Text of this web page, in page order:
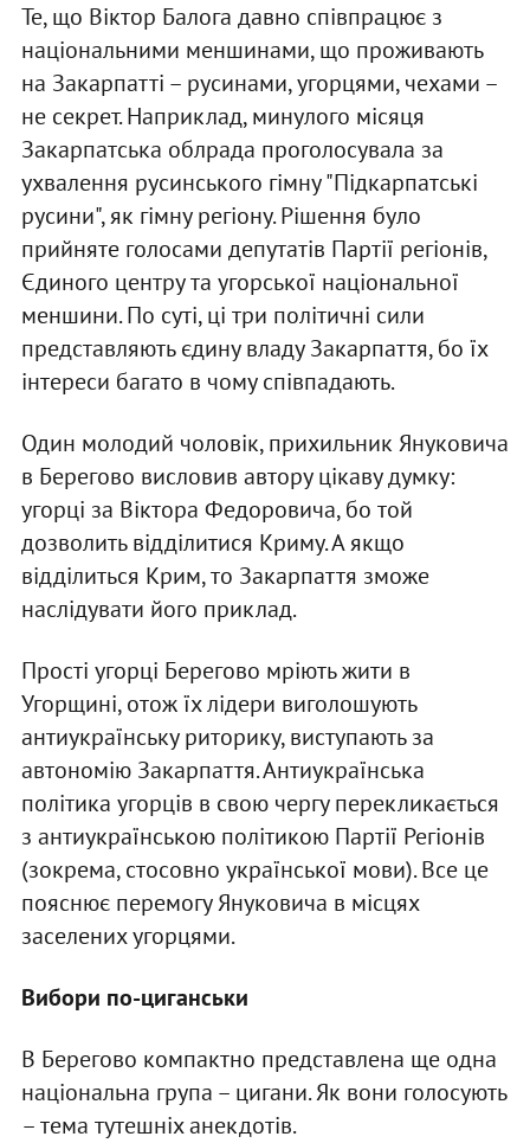
Те, що Віктор Балога давно співпрацює з
національними меншинами, що проживають
на Закарпатті – русинами, угорцями, чехами –
не секрет. Наприклад, минулого місяця
Закарпатська облрада проголосувала за
ухвалення русинського гімну "Підкарпатські
русини", як гімну регіону. Рішення було
прийняте голосами депутатів Партії регіонів,
Єдиного центру та угорської національної
меншини. По суті, ці три політичні сили
представляють єдину владу Закарпаття, бо їх
інтереси багато в чому співпадають.
Один молодий чоловік, прихильник Януковича
в Берегово висловив автору цікаву думку:
угорці за Віктора Федоровича, бо той
дозволить відділитися Криму. А якщо
відділиться Крим, то Закарпаття зможе
наслідувати його приклад.
Прості угорці Берегово мріють жити в
Угорщині, отож їх лідери виголошують
антиукраїнську риторику, виступають за
автономію Закарпаття. Антиукраїнська
політика угорців в свою чергу перекликається
з антиукраїнською політикою Партії Регіонів
(зокрема, стосовно української мови). Все це
пояснює перемогу Януковича в місцях
заселених угорцями.
Вибори по-циганськи
В Берегово компактно представлена ще одна
національна група – цигани. Як вони голосують
– тема тутешніх анекдотів.